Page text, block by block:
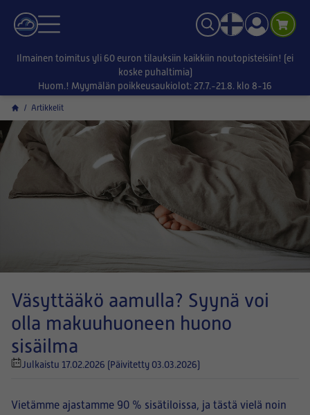
Ilmainen toimitus yli 60 euron tilauksiin kaikkiin noutopisteisiin! (ei
koske puhaltimia)
Huom.! Myymälän poikkeusaukiolot: 27.7.-21.8. klo 8-16
/ Artikkelit
Väsyttääkö aamulla? Syynä voi
olla makuuhuoneen huono
sisäilma
Julkaistu 17.02.2026 (Päivitetty 03.03.2026)
Vietämme ajastamme 90 % sisätiloissa, ja tästä vielä noin